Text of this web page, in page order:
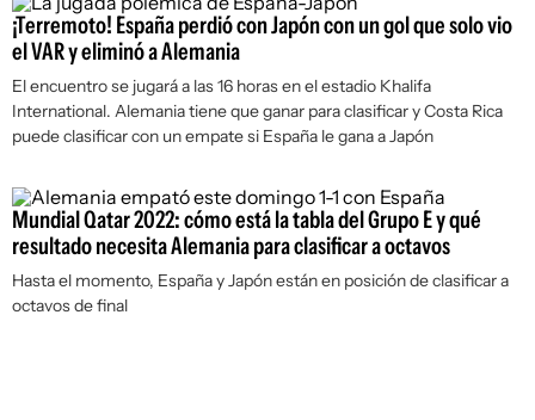
¡Terremoto! España perdió con Japón con un gol que solo vio
el VAR y eliminó a Alemania
El encuentro se jugará a las 16 horas en el estadio Khalifa
International. Alemania tiene que ganar para clasificar y Costa Rica
puede clasificar con un empate si España le gana a Japón
Mundial Qatar 2022: cómo está la tabla del Grupo E y qué
resultado necesita Alemania para clasificar a octavos
Hasta el momento, España y Japón están en posición de clasificar a
octavos de final